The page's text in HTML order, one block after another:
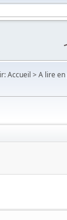
Accueil > A lire